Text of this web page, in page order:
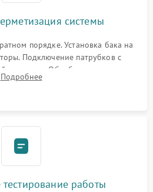
системы
порядке. Установка бака на
Подключение патрубков с
хомутами. Обработка стыков
возможных протечек воды.
Подробнее
работы